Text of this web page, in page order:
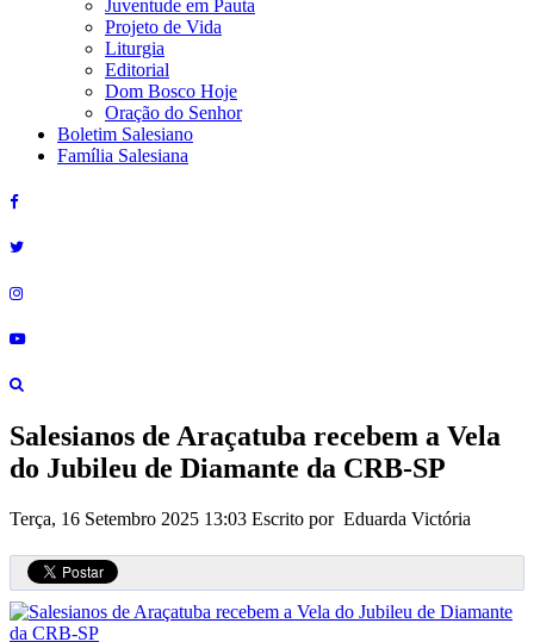
Juventude em Pauta
Projeto de Vida
Liturgia
Editorial
Dom Bosco Hoje
Oração do Senhor
Boletim Salesiano
Família Salesiana
Salesianos de Araçatuba recebem a Vela
do Jubileu de Diamante da CRB-SP
Terça, 16 Setembro 2025 13:03 Escrito por Eduarda Victória